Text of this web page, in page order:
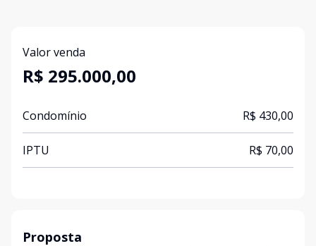
Valor venda
R$ 295.000,00
Condomínio R$ 430,00
IPTU R$ 70,00
Proposta